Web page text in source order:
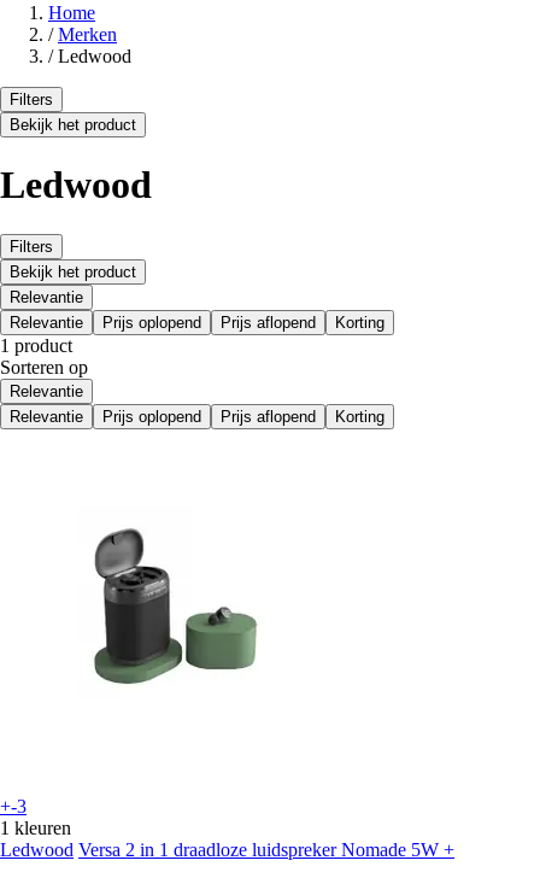
Home
/ Merken
/ Ledwood
Filters
Bekijk het product
Ledwood
Filters
Bekijk het product
Relevantie
Relevantie
Prijs oplopend Prijs aflopend Korting
1 product
Sorteren op
Relevantie
Relevantie
Prijs oplopend Prijs aflopend Korting
+-3
1 kleuren
Ledwood Versa 2 in 1 draadloze luidspreker Nomade 5W +